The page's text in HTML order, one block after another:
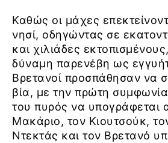
Καθώς οι μάχες
νησί, οδηγώντας σε
και χιλιάδες
δύναμη παρενέβη ως
Βρετανοί προσπάθησαν να
βία, με την πρώτη
του πυρός να υπογράφεται
Μακάριο, τον Κιουτσούκ,
Ντεκτάς και τον Βρετανό